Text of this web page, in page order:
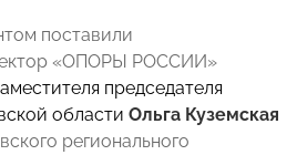
поставили
«ОПОРЫ РОССИИ»
председателя
области Ольга Куземская
регионального